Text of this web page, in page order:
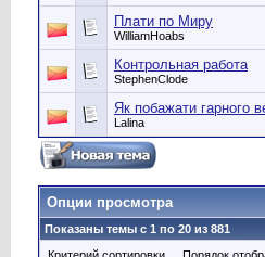
Плати по Миру
WilliamHoabs
Контрольная работа
StephenClode
Як побажати гарного
Lalina
Опции просмотра
Показаны темы с 1 по 20 из 881